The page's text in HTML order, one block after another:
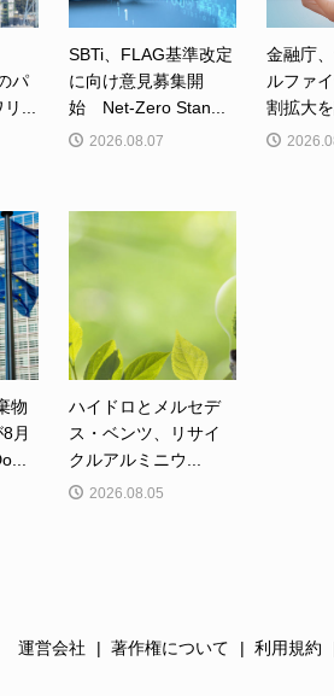
パ
...
SBTi、FLAG基準改定
に向け意見募集開
始 Net-Zero Stan...
2026.08.07
金融庁
ルファ
割拡大
物
月
ハイドロとメルセデ
ス・ベンツ、リサイ
クルアルミニウ...
2026.08.05
運営会社 著作権について 利用規約